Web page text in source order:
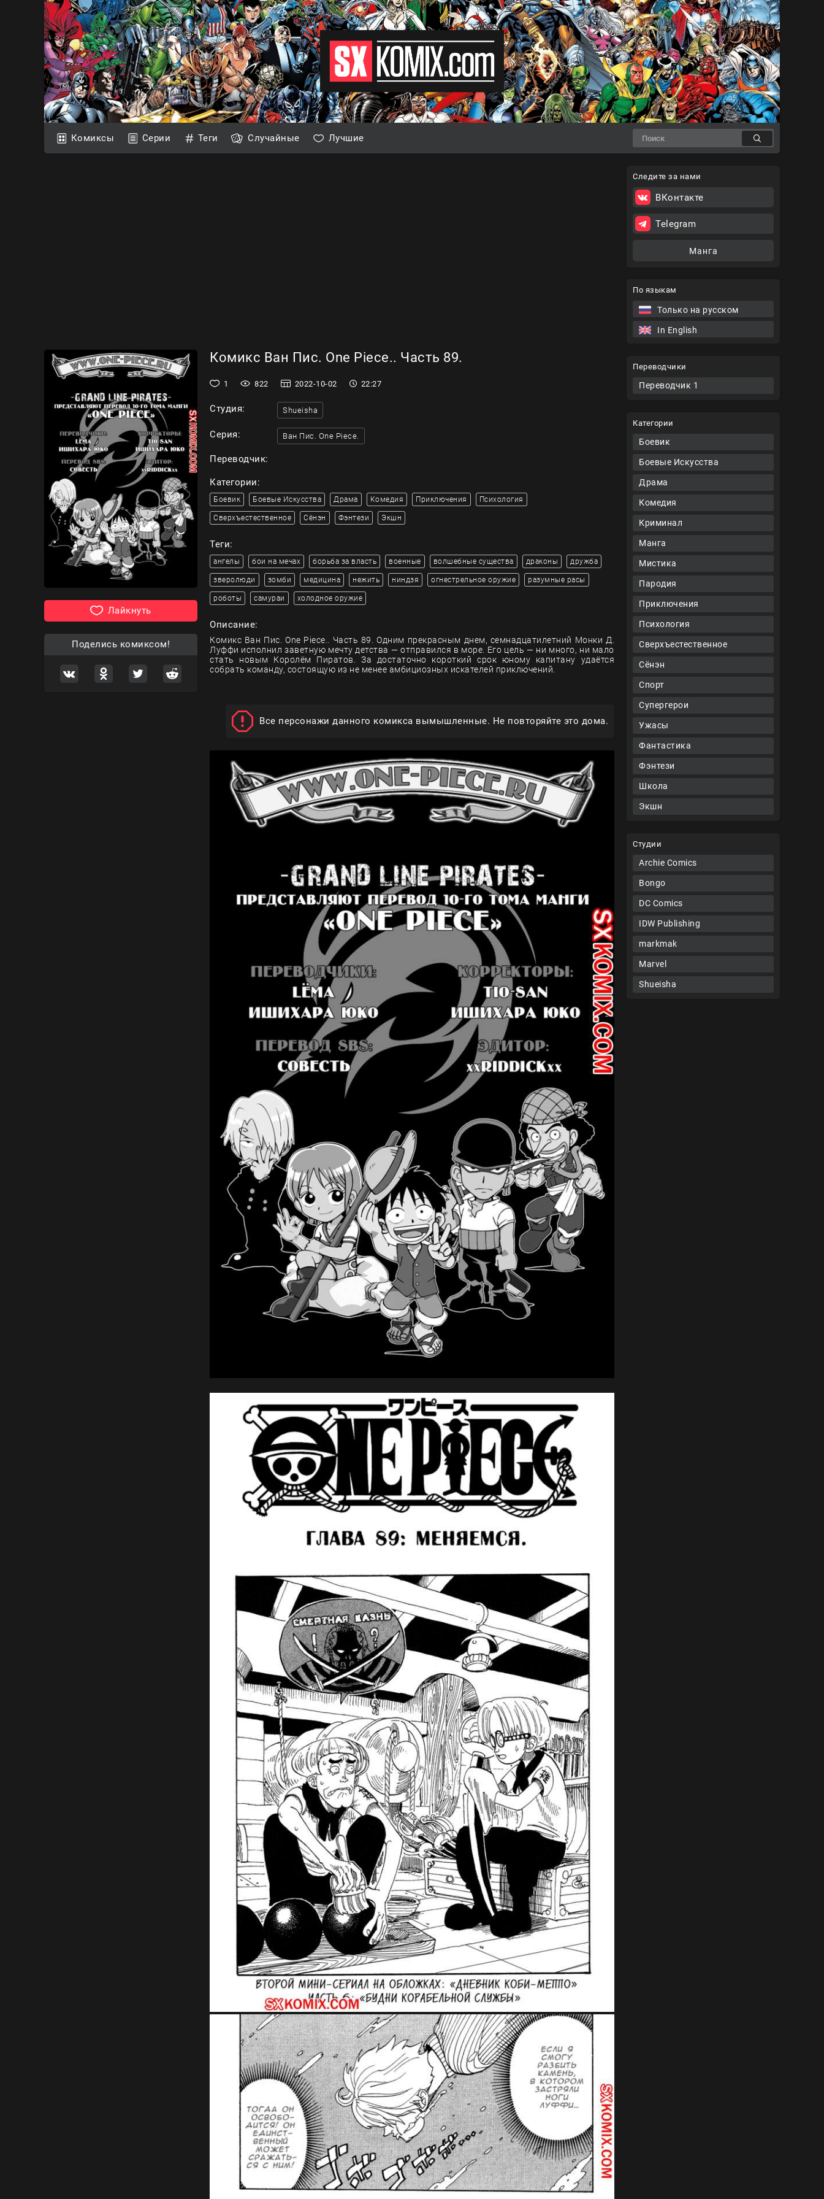
Комиксы Серии Теги Случайные Лучшие
По языкам
Только на русском
In English
Переводчики
Переводчик 1
Категории
Боевик
Боевые Искусства
Драма
Комедия
Криминал
Манга
Мистика
Пародия
Приключения
Психология
Сверхъестественное
Сёнэн
Спорт
Супергерои
Ужасы
Фантастика
Фэнтези
Школа
Экшн
Студии
Archie Comics
Bongo
DC Comics
IDW Publishing
markmak
Marvel
Shueisha
Лайкнуть
Поделись комиксом!
Комикс Ван Пис. One Piece.. Часть 89.
1 822 2022-10-02 22:27
Студия: Shueisha
Серия: Ван Пис. One Piece.
Переводчик:
Категории:
Боевик Боевые Искусства Драма Комедия Приключения Психология
Сверхъестественное Сёнэн Фэнтези Экшн
Теги:
ангелы бои на мечах борьба за власть военные волшебные существа драконы дружба
зверолюди зомби медицина нежить ниндзя огнестрельное оружие разумные расы
роботы самураи холодное оружие
Описание:
Комикс Ван Пис. One Piece.. Часть 89. Одним прекрасным днем, семнадцатилетний Монки Д.
Луффи исполнил заветную мечту детства — отправился в море. Его цель — ни много, ни мало
стать новым Королём Пиратов. За достаточно короткий срок юному капитану удаётся
собрать команду, состоящую из не менее амбициозных искателей приключений.
Все персонажи данного комикса вымышленные. Не повторяйте это дома.
Следите за нами
ВКонтакте
Telegram
Манга